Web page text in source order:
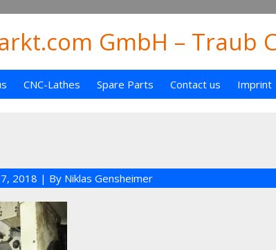
GmbH – Traub
CNC-Lathes Spare Parts Contact us Imprint
2018 | By Niklas Gensheimer